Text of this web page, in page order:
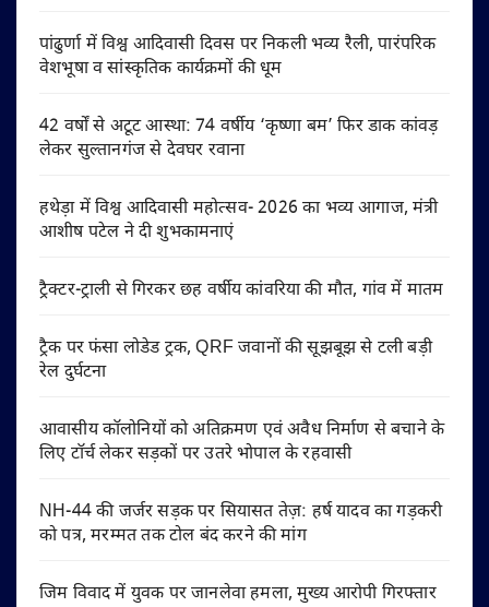
पांढुर्णा में विश्व आदिवासी दिवस पर निकली भव्य रैली, पारंपरिक
वेशभूषा व सांस्कृतिक कार्यक्रमों की धूम
42 वर्षों से अटूट आस्था: 74 वर्षीय ‘कृष्णा बम’ फिर डाक कांवड़
लेकर सुल्तानगंज से देवघर रवाना
हथेड़ा में विश्व आदिवासी महोत्सव- 2026 का भव्य आगाज, मंत्री
आशीष पटेल ने दी शुभकामनाएं
ट्रैक्टर-ट्राली से गिरकर छह वर्षीय कांवरिया की मौत, गांव में मातम
ट्रैक पर फंसा लोडेड ट्रक, QRF जवानों की सूझबूझ से टली बड़ी
रेल दुर्घटना
आवासीय कॉलोनियों को अतिक्रमण एवं अवैध निर्माण से बचाने के
लिए टॉर्च लेकर सड़कों पर उतरे भोपाल के रहवासी
NH-44 की जर्जर सड़क पर सियासत तेज़: हर्ष यादव का गड़करी
को पत्र, मरम्मत तक टोल बंद करने की मांग
जिम विवाद में युवक पर जानलेवा हमला, मुख्य आरोपी गिरफ्तार